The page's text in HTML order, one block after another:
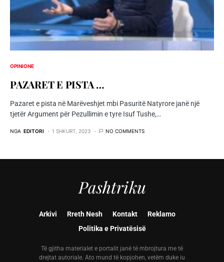
OPINIONE
PAZARET E PISTA …
Pazaret e pista në Marëveshjet mbi Pasuritë Natyrore janë një
tjetër Argument për Pezullimin e tyre Isuf Tushe,…
NGA EDITORI 1 SHKURT, 2023 NO COMMENTS
Pashtriku
Arkivi Rreth Nesh Kontakt
Reklamo
Politika e Privatësisë
Të gjitha materialet e portalit janë të mbrojtura me të
drejtat autoriale. Ato mund të kopjohen, vetëm duke iu